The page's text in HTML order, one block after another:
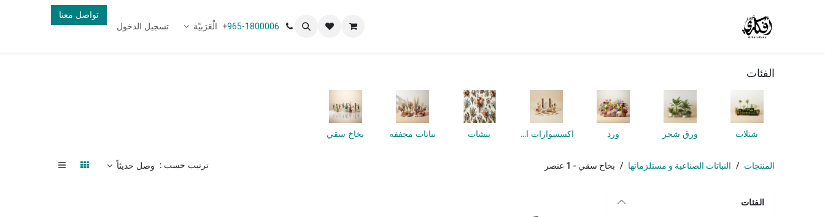
+965-1800006 الْعَرَبيّة تسجيل الدخول
تواصل معنا
الفئات
شتلات ورق شجر ورد اكسسوارات النباتات بنشات نباتات مجففه بخاخ سقي
المنتجات النباتات الصناعية و مستلزماتها بخاخ سقي - 1 عنصر ترتيب حسب : وصل حديثاً
الفئات